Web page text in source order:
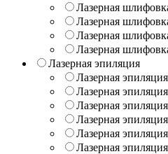
Лазерная
Лазерная
Лазерная
Лазерная
Лазерная эпиляция
Лазерная
Лазерная
Лазерная
Лазерная
Лазерная
Лазерная